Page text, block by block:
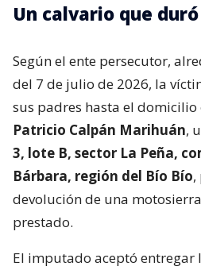
Un calvario que
Según el ente persecutor,
del 7 de julio de 2026, la
sus padres hasta el
Patricio Calpán Marihuán,
3, lote B, sector La Peña,
Bárbara, región del Bío Bío,
devolución de una
prestado.
El imputado aceptó entregar